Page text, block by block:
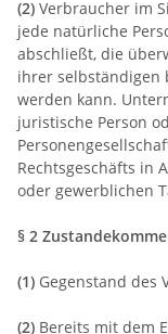
(2) Verbraucher im
jede natürliche
abschließt, die
ihrer selbständigen
werden kann.
juristische Person
Rechtsgeschäfts in
oder gewerblichen
§ 2
(1) Gegenstand des
(2) Bereits mit dem